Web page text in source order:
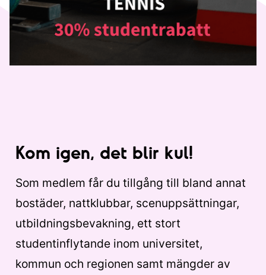
Kom igen, det blir kul!
Som medlem får du tillgång till bland annat
bostäder, nattklubbar, scenuppsättningar,
utbildningsbevakning, ett stort
studentinflytande inom universitet,
kommun och regionen samt mängder av